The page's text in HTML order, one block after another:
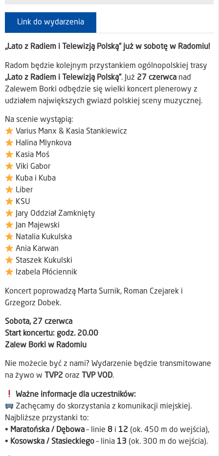
Link do wydarzenia
„Lato z Radiem i Telewizją Polską” już w sobotę w Radomiu!
Radom będzie kolejnym przystankiem ogólnopolskiej trasy
„Lato z Radiem i Telewizją Polską”. Już 27 czerwca nad
Zalewem Borki odbędzie się wielki koncert plenerowy z
udziałem największych gwiazd polskiej sceny muzycznej.
Na scenie wystąpią:
Varius Manx & Kasia Stankiewicz
Halina Mlynkova
Kasia Moś
Viki Gabor
Kuba i Kuba
Liber
KSU
Jary Oddział Zamknięty
Jan Majewski
Natalia Kukulska
Ania Karwan
Staszek Kukulski
Izabela Płóciennik
Koncert poprowadzą Marta Surnik, Roman Czejarek i
Grzegorz Dobek.
Sobota, 27 czerwca
Start koncertu: godz. 20.00
Zalew Borki w Radomiu
Nie możecie być z nami? Wydarzenie będzie transmitowane
na żywo w TVP2 oraz TVP VOD.
Ważne informacje dla uczestników:
Zachęcamy do skorzystania z komunikacji miejskiej.
Najbliższe przystanki to:
• Maratońska / Dębowa– linie 8 i 12 (ok. 450 m do wejścia),
• Kosowska / Stasieckiego– linia 13 (ok. 300 m do wejścia).